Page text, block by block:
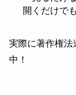
開くだけで
実際に著作権法
中！